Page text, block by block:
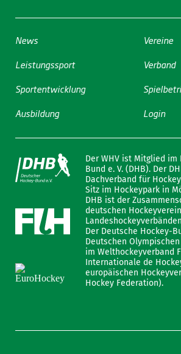
News
Leistungssport
Sportentwicklung
Ausbildung
Vereine
Verband
Login
Der WHV ist Mitglied im
Bund e. V. (DHB). Der
Dachverband für
Sitz im Hockeypark in
DHB ist der
deutschen
Der Deutsche Hockey-
Deutschen
im Welthockeyverband
Internationale de
europäischen
Hockey Federation).